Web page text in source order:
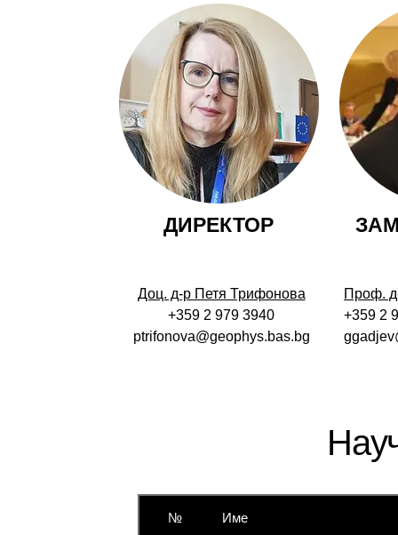
ДИРЕКТОР
Доц. д-р Петя Трифонова
+359 2 979 3940
ptrifonova@geophys.bas.bg
Проф.
+359 2
№ Име